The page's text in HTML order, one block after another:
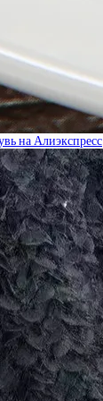
на Алиэкспресс